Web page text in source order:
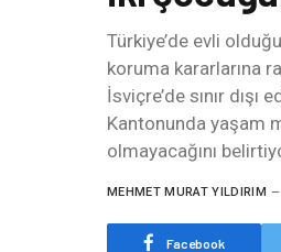
Türkiye’de evli
koruma kararlarına
İsviçre’de sınır
Kantonunda yaşam
olmayacağını
MEHMET MURAT YILDIRIM
Facebook